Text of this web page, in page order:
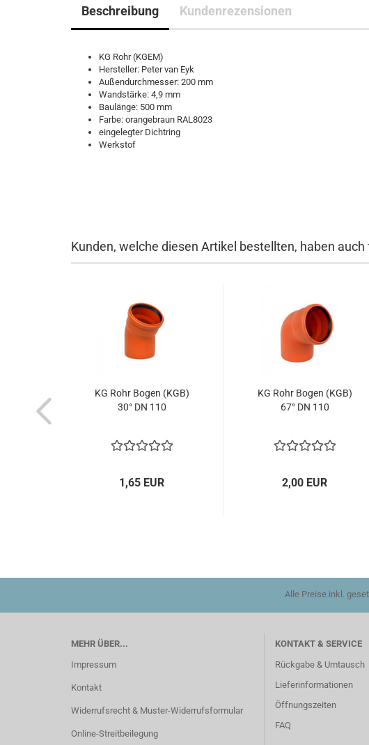
Beschreibung Kundenrezensionen
KG Rohr (KGEM)
Hersteller: Peter van Eyk
Außendurchmesser: 200 mm
Wandstärke: 4,9 mm
Baulänge: 500 mm
Farbe: orangebraun RAL8023
eingelegter Dichtring
Werkstof
Kunden, welche diesen Artikel bestellten, haben
KG Rohr Bogen (KGB)
30° DN 110
1,65 EUR
KG Rohr Bogen (KGB)
67° DN 110
2,00 EUR
Alle Preise inkl.
MEHR ÜBER...
Impressum
Kontakt
Widerrufsrecht & Muster-Widerrufsformular
Online-Streitbeilegung
KONTAKT & SERVICE
Rückgabe & Umtausch
Lieferinformationen
Öffnungszeiten
FAQ